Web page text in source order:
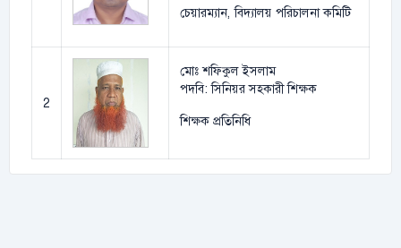
চেয়ারম্যান, বিদ্যালয় পরিচালনা কমিটি
2
মোঃ শফিকুল ইসলাম
পদবি: সিনিয়র সহকারী শিক্ষক
শিক্ষক প্রতিনিধি